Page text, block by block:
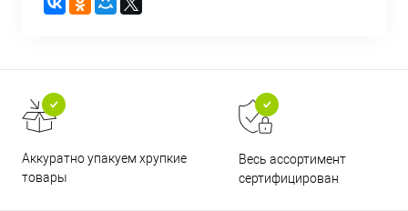
Аккуратно упакуем хрупкие
товары
Весь ассортимент
сертифицирован